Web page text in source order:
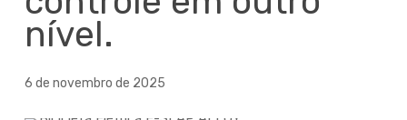
nível.
6 de novembro de 2025